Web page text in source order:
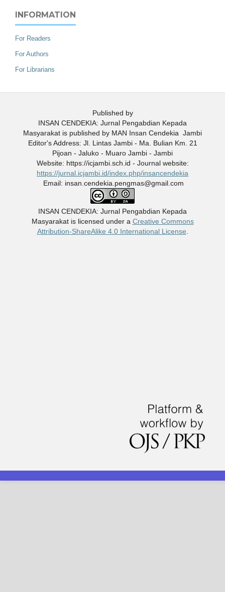
INFORMATION
For Readers
For Authors
For Librarians
Published by
INSAN CENDEKIA: Jurnal Pengabdian Kepada
Masyarakat is published by MAN Insan Cendekia Jambi
Editor's Address: Jl. Lintas Jambi - Ma. Bulian Km. 21
Pijoan - Jaluko - Muaro Jambi - Jambi
Website: https://icjambi.sch.id - Journal website:
https://jurnal.icjambi.id/index.php/insancendekia
Email: insan.cendekia.pengmas@gmail.com
INSAN CENDEKIA: Jurnal Pengabdian Kepada
Masyarakatis licensed under a Creative Commons
Attribution-ShareAlike 4.0 International License